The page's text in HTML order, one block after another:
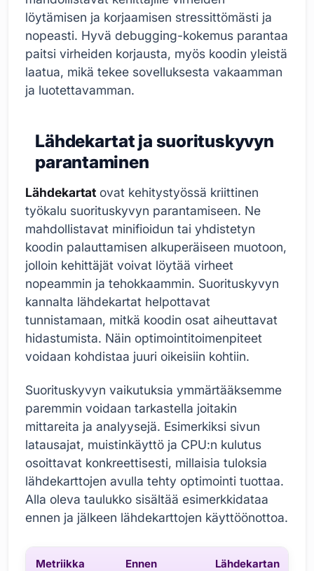
löytämisen ja korjaamisen stressittömästi ja
nopeasti. Hyvä debugging-kokemus parantaa
paitsi virheiden korjausta, myös koodin yleistä
laatua, mikä tekee sovelluksesta vakaamman
ja luotettavamman.
Lähdekartat ja suorituskyvyn
parantaminen
Lähdekartat ovat kehitystyössä kriittinen
työkalu suorituskyvyn parantamiseen. Ne
mahdollistavat minifioidun tai yhdistetyn
koodin palauttamisen alkuperäiseen muotoon,
jolloin kehittäjät voivat löytää virheet
nopeammin ja tehokkaammin. Suorituskyvyn
kannalta lähdekartat helpottavat
tunnistamaan, mitkä koodin osat aiheuttavat
hidastumista. Näin optimointitoimenpiteet
voidaan kohdistaa juuri oikeisiin kohtiin.
Suorituskyvyn vaikutuksia ymmärtääksemme
paremmin voidaan tarkastella joitakin
mittareita ja analyysejä. Esimerkiksi sivun
latausajat, muistinkäyttö ja CPU:n kulutus
osoittavat konkreettisesti, millaisia tuloksia
lähdekarttojen avulla tehty optimointi tuottaa.
Alla oleva taulukko sisältää esimerkkidataa
ennen ja jälkeen lähdekarttojen käyttöönottoa.
Metriikka
Ennen
Lähdekartan